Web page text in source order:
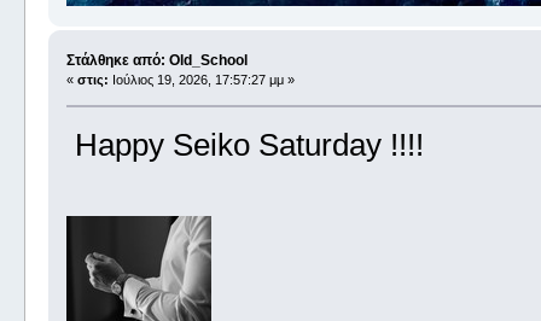
Στάλθηκε από: Old_School
« στις: Ιούλιος 19, 2026, 17:57:27 μμ »
Happy Seiko Saturday !!!!